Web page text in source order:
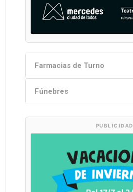
Farmacias de Turno
Fúnebres
PUBLICIDAD